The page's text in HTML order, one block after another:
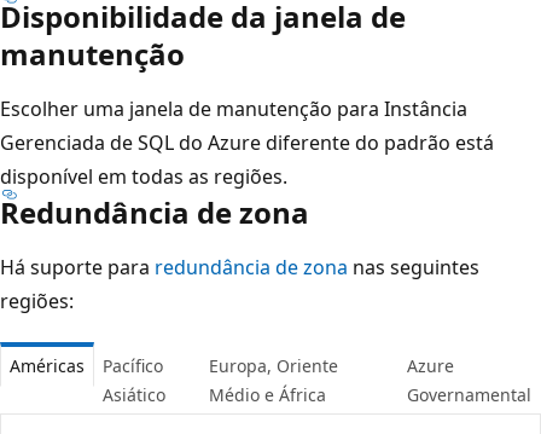
Disponibilidade da janela de
manutenção
Escolher uma janela de manutenção para Instância
Gerenciada de SQL do Azure diferente do padrão está
disponível em todas as regiões.
Redundância de zona
Há suporte para redundância de zona nas seguintes
regiões:
Américas
Pacífico
Asiático
Europa, Oriente
Médio e África
Azure
Governamental